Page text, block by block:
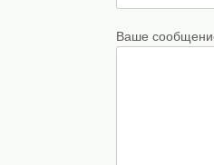
Ваше